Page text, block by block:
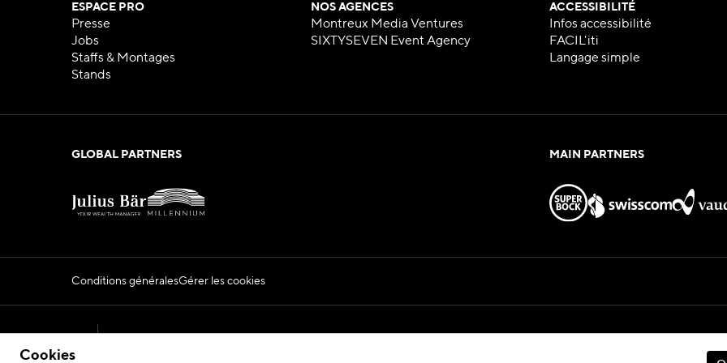
Cookies
ESPACE PRO
Presse
Jobs
Staffs & Montages
Stands
NOS AGENCES
Montreux Media Ventures
SIXTYSEVEN Event Agency
ACCESSIBILITÉ
Infos accessibilité
FACIL'iti
Langage simple
GLOBAL PARTNERS MAIN PARTNERS
Conditions généralesGérer les cookies
Hosted by